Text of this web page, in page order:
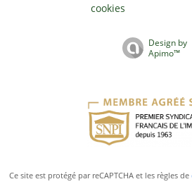
cookies
Design by
Apimo™
Ce site est protégé par reCAPTCHA et les règles de